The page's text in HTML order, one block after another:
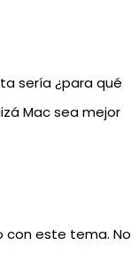
sería ¿para qué
Mac sea mejor
con este tema. No